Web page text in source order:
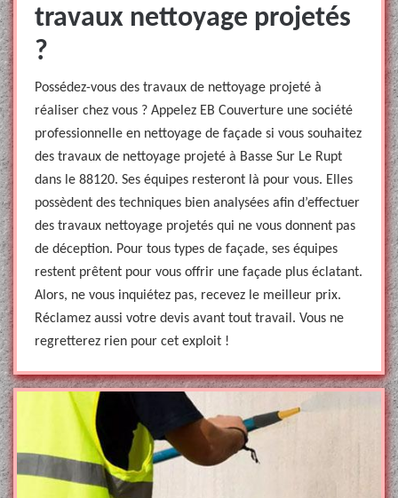
travaux nettoyage projetés
?
Possédez-vous des travaux de nettoyage projeté à
réaliser chez vous ? Appelez EB Couverture une société
professionnelle en nettoyage de façade si vous souhaitez
des travaux de nettoyage projeté à Basse Sur Le Rupt
dans le 88120. Ses équipes resteront là pour vous. Elles
possèdent des techniques bien analysées afin d’effectuer
des travaux nettoyage projetés qui ne vous donnent pas
de déception. Pour tous types de façade, ses équipes
restent prêtent pour vous offrir une façade plus éclatant.
Alors, ne vous inquiétez pas, recevez le meilleur prix.
Réclamez aussi votre devis avant tout travail. Vous ne
regretterez rien pour cet exploit !